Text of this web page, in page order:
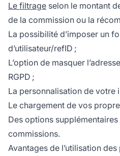
Le filtrage selon le montant
de la commission ou la
La possibilité d’imposer un
d’utilisateur/refID ;
L’option de masquer
RGPD ;
La personnalisation de votre
Le chargement de vos
Des options
commissions.
Avantages de l’utilisation